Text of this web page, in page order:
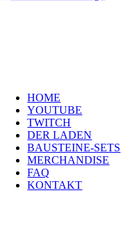
HOME
YOUTUBE
TWITCH
DER LADEN
BAUSTEINE-SETS
MERCHANDISE
FAQ
KONTAKT